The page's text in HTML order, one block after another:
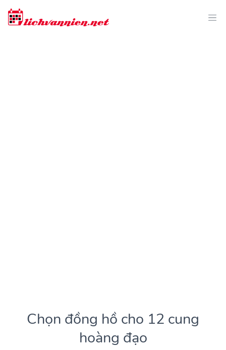
Chọn đồng hồ cho 12 cung
hoàng đạo